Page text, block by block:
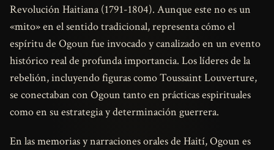
Revolución Haitiana (1791-1804). Aunque este no es un
«mito» en el sentido tradicional, representa cómo el
espíritu de Ogoun fue invocado y canalizado en un evento
histórico real de profunda importancia. Los líderes de la
rebelión, incluyendo figuras como Toussaint Louverture,
se conectaban con Ogoun tanto en prácticas espirituales
como en su estrategia y determinación guerrera.
En las memorias y narraciones orales de Haití, Ogoun es